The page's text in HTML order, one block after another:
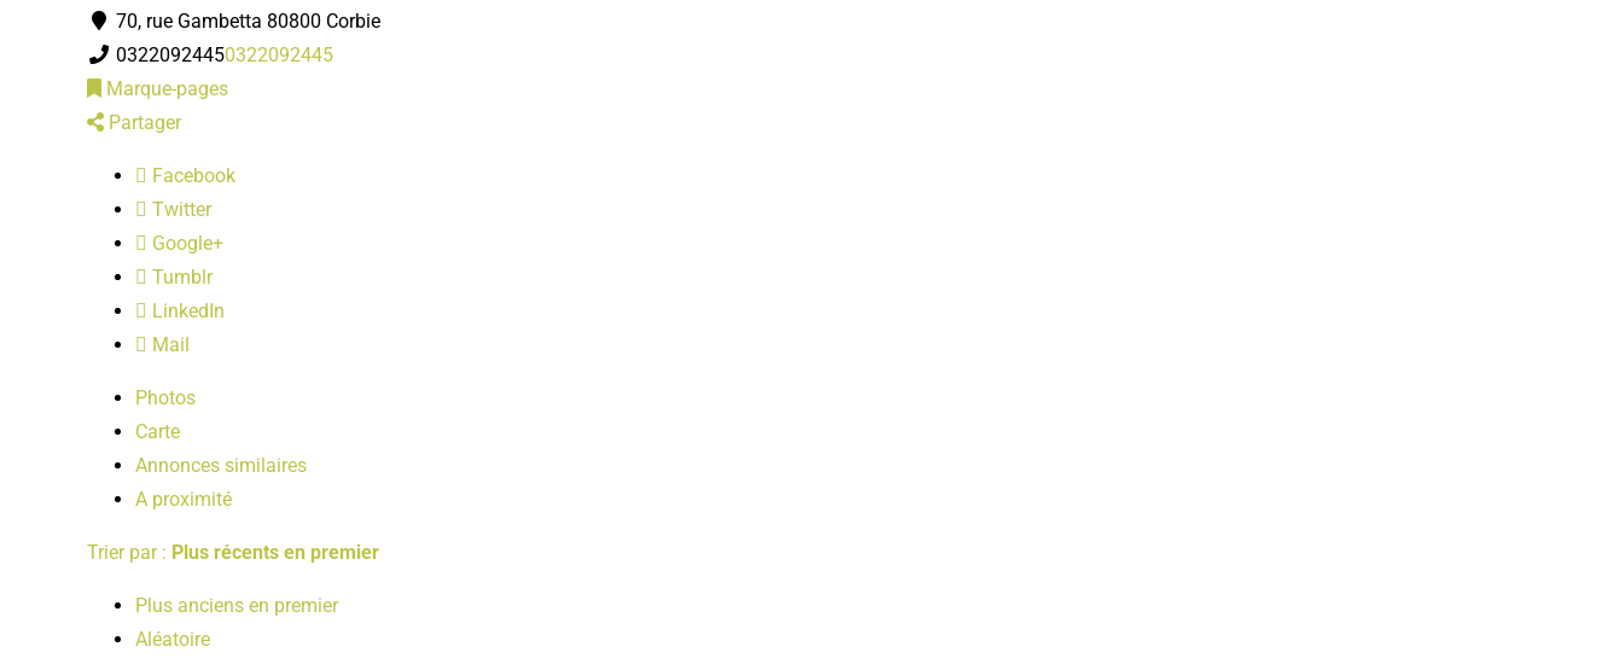
70, rue Gambetta 80800 Corbie
03220924450322092445
Marque-pages
Partager
Facebook
Twitter
Google+
Tumblr
LinkedIn
Mail
Photos
Carte
Annonces similaires
A proximité
Trier par : Plus récents en premier
Plus anciens en premier
Aléatoire